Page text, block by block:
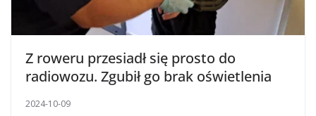
Z roweru przesiadł się prosto do
radiowozu. Zgubił go brak oświetlenia
2024-10-09